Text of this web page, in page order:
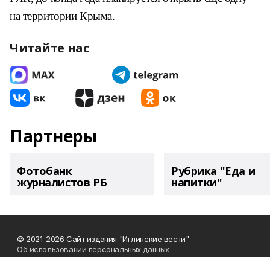
на территории Крыма.
Читайте нас
Партнеры
Фотобанк
журналистов РБ
Рубрика "Еда и
напитки"
© 2021-2026 Сайт издания "Иглинские вести"
Об использовании персональных данных